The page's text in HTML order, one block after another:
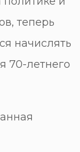
теперь
начислять
70-летнего